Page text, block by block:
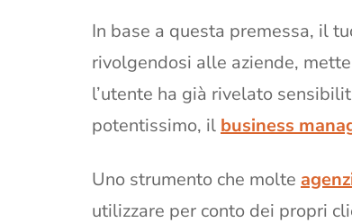
In base a questa premessa, il
rivolgendosi alle aziende,
l’utente ha già rivelato
potentissimo, il business
Uno strumento che molte
utilizzare per conto dei propri